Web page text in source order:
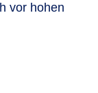
vor hohen